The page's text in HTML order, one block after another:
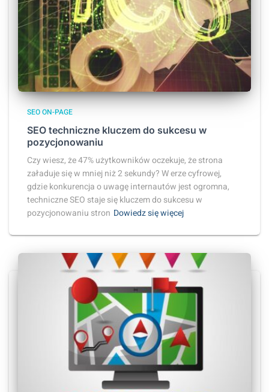
SEO ON-PAGE
SEO techniczne kluczem do sukcesu w
pozycjonowaniu
Czy wiesz, że 47% użytkowników oczekuje, że strona
załaduje się w mniej niż 2 sekundy? W erze cyfrowej,
gdzie konkurencja o uwagę internautów jest ogromna,
techniczne SEO staje się kluczem do sukcesu w
pozycjonowaniu stron Dowiedz się więcej